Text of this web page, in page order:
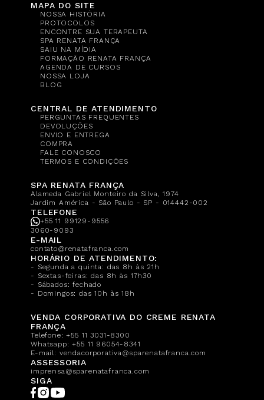
MAPA DO SITE
NOSSA HISTÓRIA
PROTOCOLOS
ENCONTRE SUA TERAPEUTA
SPA RENATA FRANÇA
SAIU NA MÍDIA
FORMAÇÃO RENATA FRANÇA
AGENDA DE CURSOS
NOSSA LOJA
BLOG
CENTRAL DE ATENDIMENTO
PERGUNTAS FREQUENTES
DEVOLUÇÕES
ENVIO E ENTREGA
COMPRA
FALE CONOSCO
TERMOS E CONDIÇÕES
SPA RENATA FRANÇA
Alameda Gabriel Monteiro da Silva, 1974
Jardim América - São Paulo - SP - 014442-002
TELEFONE
+55 11 99129-9556
3060-9093
E-MAIL
contato@renatafranca.com
HORÁRIO DE ATENDIMENTO:
- Segunda a quinta: das 8h às 21h
- Sextas-feiras: das 8h às 17h30
- Sábados: fechado
- Domingos: das 10h às 18h
VENDA CORPORATIVA DO CREME RENATA
FRANÇA
Telefone:+55 11 3031-8300
Whatsapp:+55 11 96054-8341
E-mail: vendacorporativa@sparenatafranca.com
ASSESSORIA
imprensa@sparenatafranca.com
SIGA